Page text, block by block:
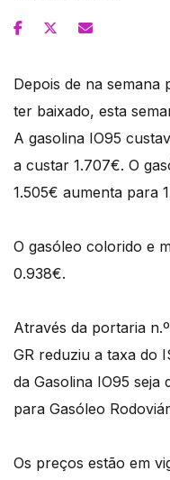
Depois de na semana
ter baixado, esta
A gasolina IO95
a custar 1.707€. O
1.505€ aumenta para
O gasóleo colorido e
0.938€.
Através da portaria
GR reduziu a taxa do
da Gasolina IO95
para Gasóleo
Os preços estão em